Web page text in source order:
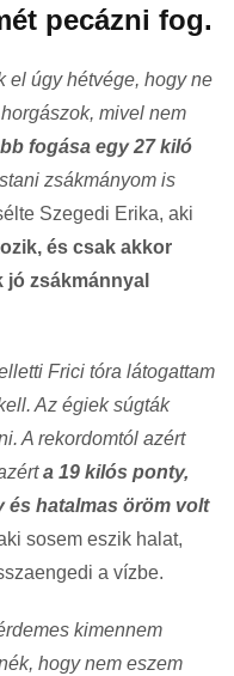
pecázni fog.
el úgy hétvége, hogy ne
mivel nem
fogása egy 27 kiló
zsákmányom is
Szegedi Erika, aki
és csak akkor
jó zsákmánnyal
Frici tóra látogattam
Az égiek súgták
A rekordomtól azért
a 19 kilós ponty,
és hatalmas öröm volt
sosem eszik halat,
a vízbe.
kimennem
hogy nem eszem